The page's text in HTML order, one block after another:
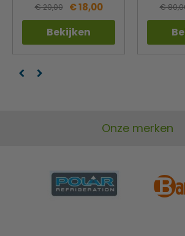
€ 20,00 € 18,00
Bekijken
€
Onze merken